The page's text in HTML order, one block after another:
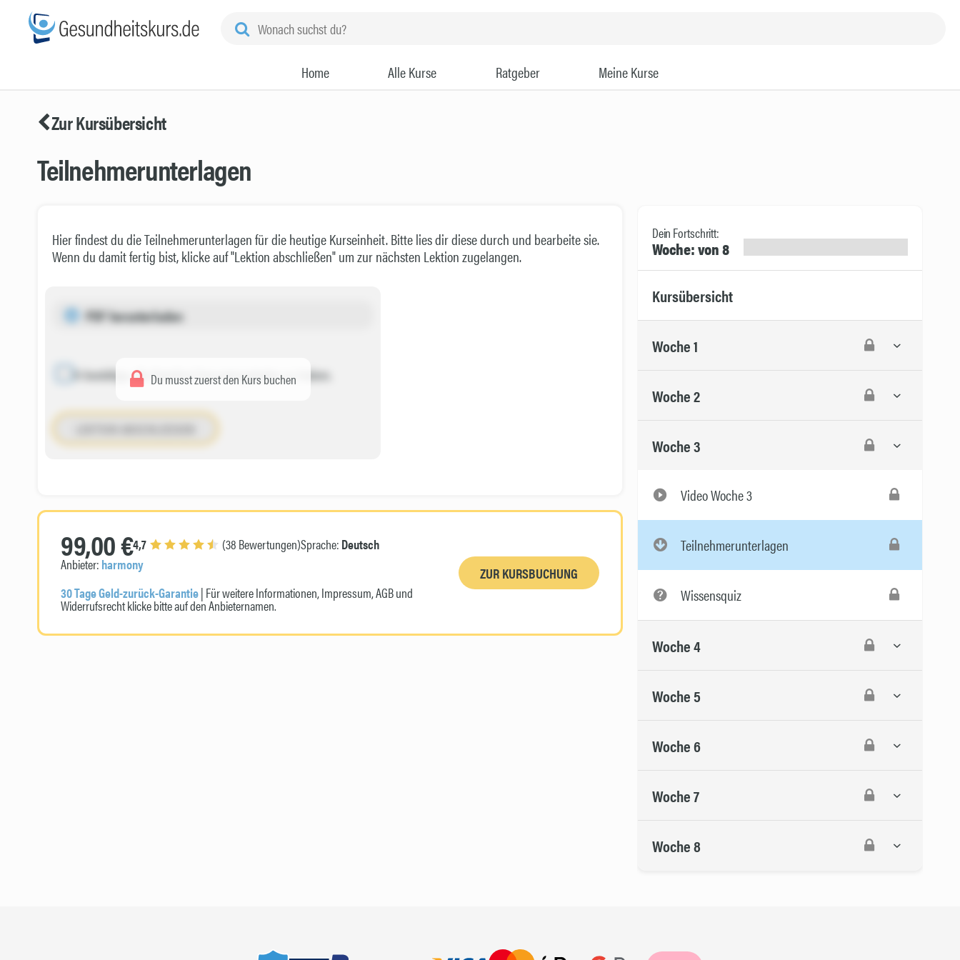
Home Alle Kurse Ratgeber Meine Kurse
Zur Kursübersicht
Teilnehmerunterlagen
Hier findest du die Teilnehmerunterlagen für die heutige Kurseinheit. Bitte lies dir diese durch und bearbeite sie.
Wenn du damit fertig bist, klicke auf "Lektion abschließen" um zur nächsten Lektion zugelangen.
PDF herunterladen
Du musst zuerst den Kurs buchen
Ich bestätige, die Datei(en) heruntergeladen zu haben.
LEKTION ABSCHLIESSEN
99,00 €4,7 (38 Bewertungen)Sprache: Deutsch
Anbieter: harmony
30 Tage Geld-zurück-Garantie| Für weitere Informationen, Impressum, AGB und
Widerrufsrecht klicke bitte auf den Anbieternamen.
ZUR KURSBUCHUNG
Dein Fortschritt:
Woche: von 8
Kursübersicht
Woche 1
Woche 2
Woche 3
Video Woche 3
Teilnehmerunterlagen
Wissensquiz
Woche 4
Woche 5
Woche 6
Woche 7
Woche 8